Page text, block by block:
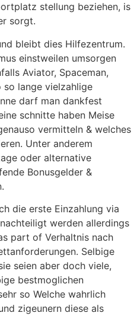
stellung beziehen, is
sorgt.
bleibt dies Hilfezentrum.
einstweilen umsorgen
Aviator, Spaceman,
so lange vielzahlige
darf man dankfest
schnitte haben Meise
vermitteln & welches
Unter anderem
oder alternative
Bonusgelder &
die erste Einzahlung via
werden allerdings
part of Verhaltnis nach
Selbige
seien aber doch viele,
bestmoglichen
so Welche wahrlich
zigeunern diese als